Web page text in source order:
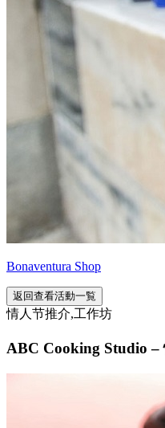
Bonaventura Shop
返回查看活動一覧
情人节推介,工作坊
ABC Cooking Studio –